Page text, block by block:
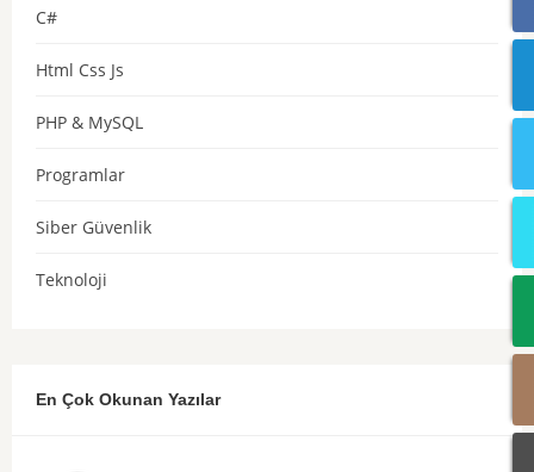
C#
Html Css Js
PHP & MySQL
Programlar
Siber Güvenlik
Teknoloji
En Çok Okunan Yazılar